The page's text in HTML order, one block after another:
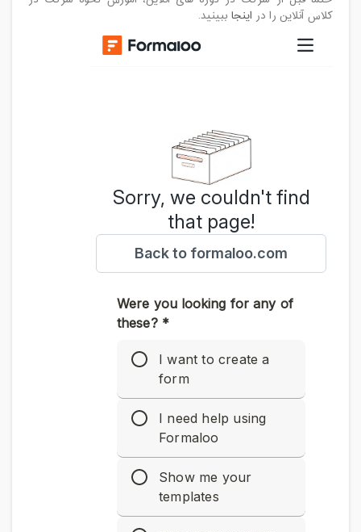
کلاس آنلاین را در اینجا ببینید.